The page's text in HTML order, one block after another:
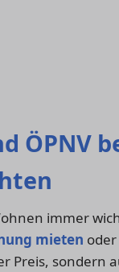
ÖPNV
immer
mieten
Preis, sondern